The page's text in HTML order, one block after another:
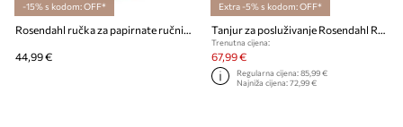
-15% s kodom: OFF*
Rosendahl ručka za papirnate ručnike od bukovog drveta 30 cm
44,99 €
Extra -5% s kodom: OFF*
Tanjur za posluživanje Rosendahl Rhombe 28,5 x 21,5 cm
Trenutna cijena:
67,99 €
Regularna cijena:85,99 €
Najniža cijena:72,99 €